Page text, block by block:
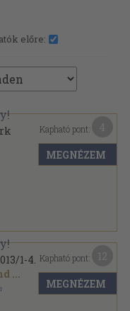
előre:
Kapható pont:
MEGNÉZEM
1-4.
...
Kapható pont:
MEGNÉZEM